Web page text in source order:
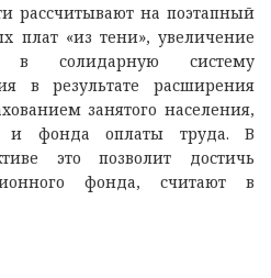
рассчитывают на поэтапный
плат «из тени», увеличение
в солидарную систему
в результате расширения
занятого населения,
и фонда оплаты труда. В
это позволит достичь
фонда, считают в